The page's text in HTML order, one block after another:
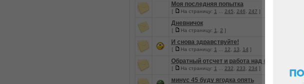
Моя последняя попытка
[ На страницу: 1 245 246 247 ]
Дневничок
[ На страницу: 1 2 ]
И снова здравствуйте!
[ На страницу: 1 12 13 14 ]
Обратный отсчет и работа над ошибками
[ На страницу: 1 232 233 234 ]
минус 45 буду ягодка опять